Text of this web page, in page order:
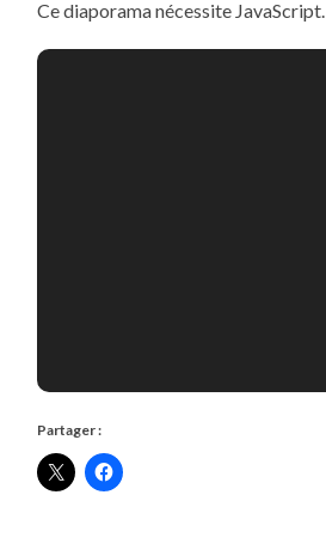
Ce diaporama nécessite JavaScript.
Partager :